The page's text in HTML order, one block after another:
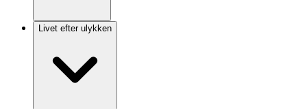
Livet efter ulykken